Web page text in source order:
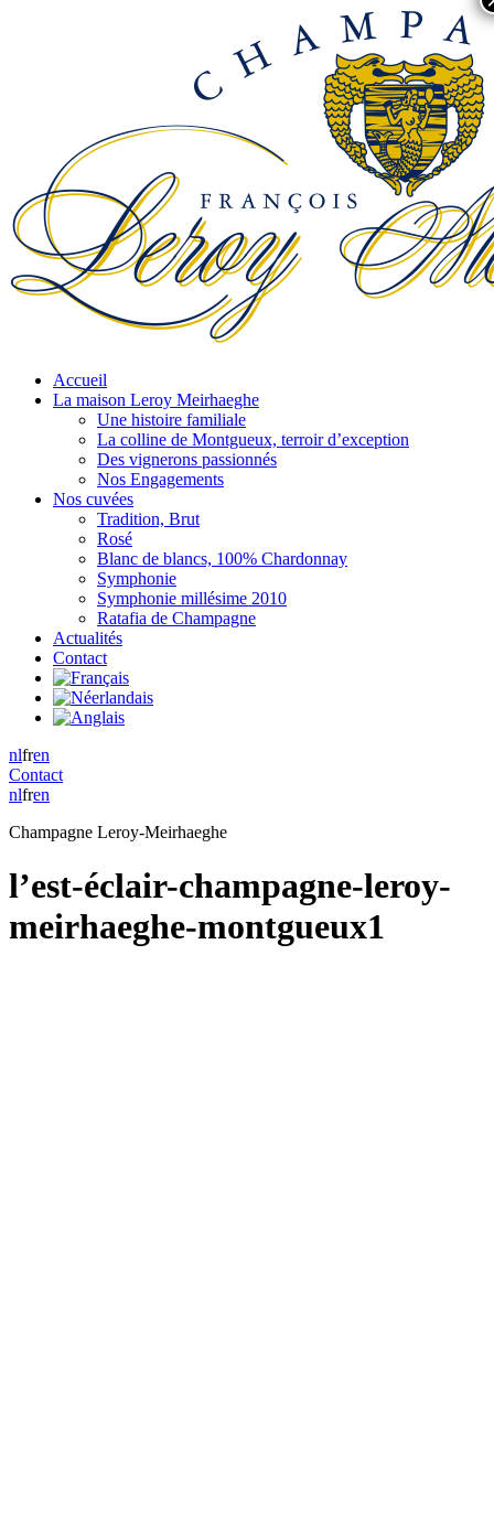
Accueil
La maison Leroy Meirhaeghe
Une histoire familiale
La colline de Montgueux, terroir d’exception
Des vignerons passionnés
Nos Engagements
Nos cuvées
Tradition, Brut
Rosé
Blanc de blancs, 100% Chardonnay
Symphonie
Symphonie millésime 2010
Ratafia de Champagne
Actualités
Contact
nlfren
Contact
nlfren
Champagne Leroy-Meirhaeghe
l’est-éclair-champagne-leroy-
meirhaeghe-montgueux1